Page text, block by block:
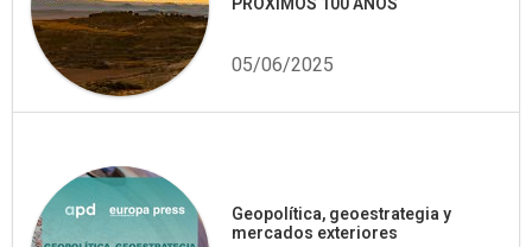
05/06/2025
Geopolítica, geoestrategia y
mercados exteriores